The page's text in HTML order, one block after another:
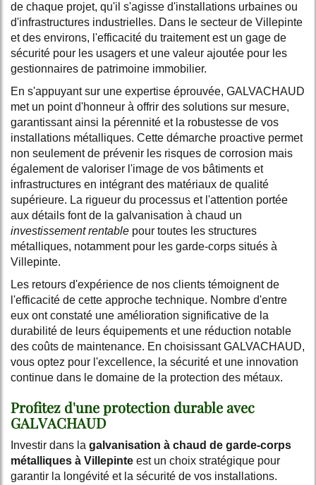
de chaque projet, qu'il s'agisse d'installations urbaines ou
d'infrastructures industrielles. Dans le secteur de Villepinte
et des environs, l'efficacité du traitement est un gage de
sécurité pour les usagers et une valeur ajoutée pour les
gestionnaires de patrimoine immobilier.
En s'appuyant sur une expertise éprouvée, GALVACHAUD
met un point d'honneur à offrir des solutions sur mesure,
garantissant ainsi la pérennité et la robustesse de vos
installations métalliques. Cette démarche proactive permet
non seulement de prévenir les risques de corrosion mais
également de valoriser l'image de vos bâtiments et
infrastructures en intégrant des matériaux de qualité
supérieure. La rigueur du processus et l'attention portée
aux détails font de la galvanisation à chaud un
investissement rentable pour toutes les structures
métalliques, notamment pour les garde-corps situés à
Villepinte.
Les retours d'expérience de nos clients témoignent de
l'efficacité de cette approche technique. Nombre d'entre
eux ont constaté une amélioration significative de la
durabilité de leurs équipements et une réduction notable
des coûts de maintenance. En choisissant GALVACHAUD,
vous optez pour l'excellence, la sécurité et une innovation
continue dans le domaine de la protection des métaux.
Profitez d'une protection durable avec
GALVACHAUD
Investir dans la galvanisation à chaud de garde-corps
métalliques à Villepinte est un choix stratégique pour
garantir la longévité et la sécurité de vos installations.